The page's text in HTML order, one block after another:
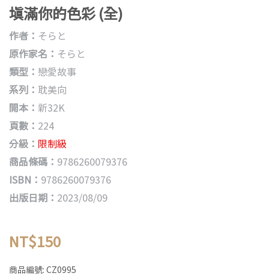
填滿你的色彩 (全)
作者： そらと
原作家名： そらと
類型： 戀愛故事
系列： 耽美向
開本： 新32K
頁數： 224
分級： 限制級
商品條碼： 9786260079376
ISBN： 9786260079376
出版日期： 2023/08/09
NT$150
商品編號: CZ0995